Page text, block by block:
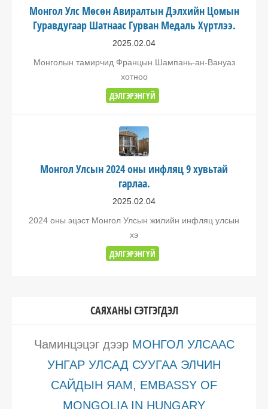
Монгол Улс Мөсөн Авиралтын Дэлхийн Цомын
Гуравдугаар Шатнаас Гурван Медаль Хүртлээ.
2025.02.04
Монголын тамирчид Францын Шампань-ан-Вануаз
хотноо
ДЭЛГЭРЭНГҮЙ
Монгол Улсын 2024 оны инфляц 9 хувьтай
гарлаа.
2025.02.04
2024 оны эцэст Монгол Улсын жилийн инфляц улсын
хэ
ДЭЛГЭРЭНГҮЙ
САЯХАНЫ СЭТГЭГДЭЛ
Чаминцэцэгдээр МОНГОЛ УЛСААС
УНГАР УЛСАД СУУГАА ЭЛЧИН
САЙДЫН ЯАМ, EMBASSY OF
MONGOLIA IN HUNGARY